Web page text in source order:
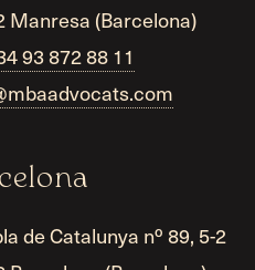
Manresa (Barcelona)
93 872 88 11
de Catalunya nº 89, 5-2